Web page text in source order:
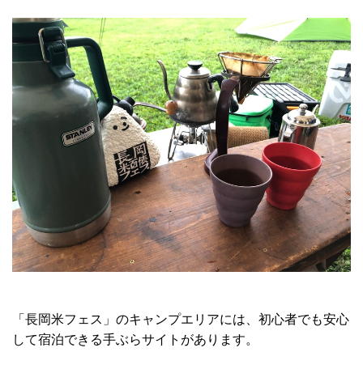
「長岡米フェス」のキャンプエリアには、初心者でも安心
して宿泊できる手ぶらサイトがあります。